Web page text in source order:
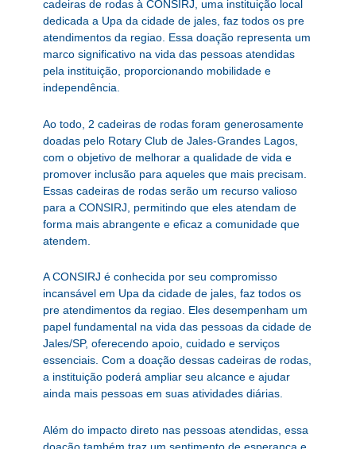
cadeiras de rodas à CONSIRJ, uma instituição local
dedicada a Upa da cidade de jales, faz todos os pre
atendimentos da regiao. Essa doação representa um
marco significativo na vida das pessoas atendidas
pela instituição, proporcionando mobilidade e
independência.
Ao todo, 2 cadeiras de rodas foram generosamente
doadas pelo Rotary Club de Jales-Grandes Lagos,
com o objetivo de melhorar a qualidade de vida e
promover inclusão para aqueles que mais precisam.
Essas cadeiras de rodas serão um recurso valioso
para a CONSIRJ, permitindo que eles atendam de
forma mais abrangente e eficaz a comunidade que
atendem.
A CONSIRJ é conhecida por seu compromisso
incansável em Upa da cidade de jales, faz todos os
pre atendimentos da regiao. Eles desempenham um
papel fundamental na vida das pessoas da cidade de
Jales/SP, oferecendo apoio, cuidado e serviços
essenciais. Com a doação dessas cadeiras de rodas,
a instituição poderá ampliar seu alcance e ajudar
ainda mais pessoas em suas atividades diárias.
Além do impacto direto nas pessoas atendidas, essa
doação também traz um sentimento de esperança e